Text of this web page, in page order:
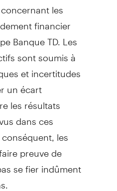
les
financier
Banque TD. Les
sont soumis à
et incertitudes
un écart
les résultats
dans ces
les
preuve de
se fier indûment